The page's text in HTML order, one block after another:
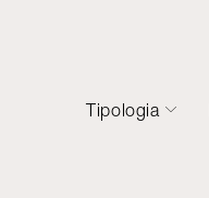
Tipologia